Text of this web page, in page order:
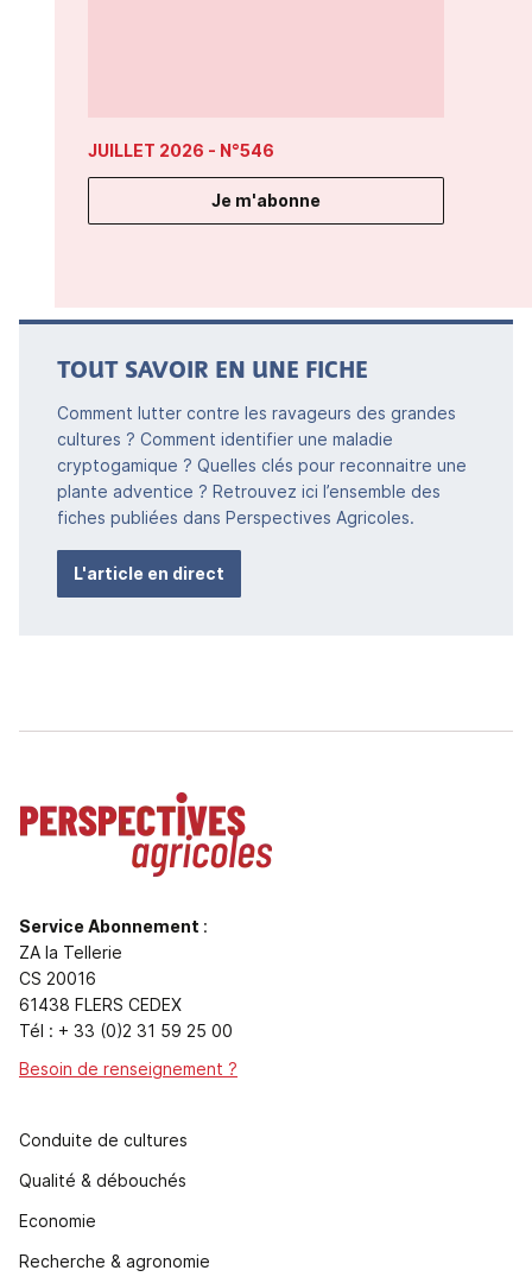
JUILLET 2026 - N°546
Je m'abonne
TOUT SAVOIR EN UNE FICHE
Comment lutter contre les ravageurs des grandes
cultures ? Comment identifier une maladie
cryptogamique ? Quelles clés pour reconnaitre une
plante adventice ? Retrouvez ici l’ensemble des
fiches publiées dans Perspectives Agricoles.
L'article en direct
Service Abonnement :
ZA la Tellerie
CS 20016
61438 FLERS CEDEX
Tél : + 33 (0)2 31 59 25 00
Besoin de renseignement ?
Conduite de cultures
Qualité & débouchés
Economie
Recherche & agronomie